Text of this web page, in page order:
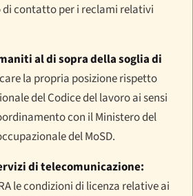
contatto per i reclami relativi
al di sopra della soglia di
la propria posizione rispetto
del Codice del lavoro ai sensi
con il Ministero del
del MoSD.
di telecomunicazione:
le condizioni di licenza relative ai